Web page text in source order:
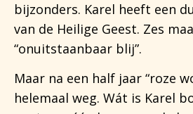
bijzonders. Karel heeft een
van de Heilige Geest. Zes
“onuitstaanbaar blij”.
Maar na een half jaar “roze
helemaal weg. Wát is Karel